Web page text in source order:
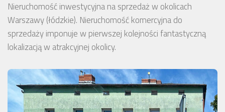
Nieruchomość inwestycyjna na sprzedaż w okolicach
Warszawy (łódzkie). Nieruchomość komercyjna do
sprzedaży imponuje w pierwszej kolejności fantastyczną
lokalizacją w atrakcyjnej okolicy.